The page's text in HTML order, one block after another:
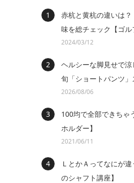
赤杭と黄杭の違いは
味を総チェック【ゴル
2024/03/12
ヘルシーな脚見せで
旬「ショートパンツ
2026/08/06
100均で全部できちゃ
ホルダー】
2021/06/11
ＬとかＡってなにが
のシャフト講座】